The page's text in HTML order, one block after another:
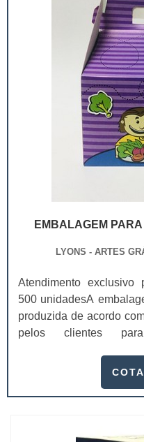
EMBALAGEM
LYONS - ARTES
Atendimento exclusivo
500 unidadesA
produzida de acordo
pelos clientes para
para os consumidores,
mostrando o